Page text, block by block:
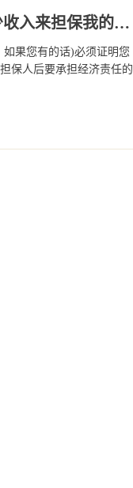
在加拿大，我需要多少收入来担保我的父母和祖父母？
果您有的话)必须证明您
保人后要承担经济责任的
年度的每一年都符合收入